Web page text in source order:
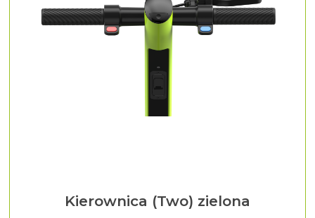
Kierownica (Two) zielona